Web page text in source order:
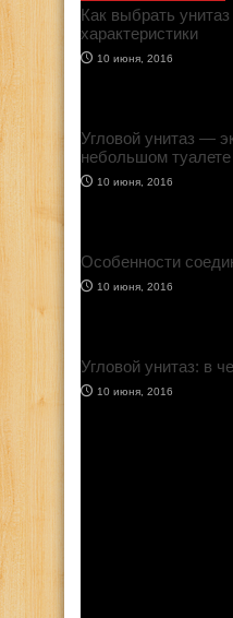
Как выбрать
характеристики
10 июня, 2016
Угловой унитаз —
небольшом туалете
10 июня, 2016
Особенности
10 июня, 2016
Угловой унитаз: в
10 июня, 2016